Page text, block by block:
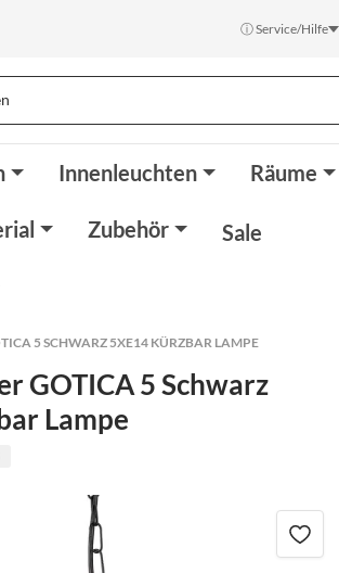
ⓘ Service/Hilfe
Innenleuchten Räume
Zubehör Sale
5 SCHWARZ 5XE14 KÜRZBAR LAMPE
GOTICA 5 Schwarz
Lampe